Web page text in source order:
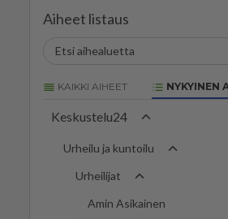
Aiheet listaus
KAIKKI AIHEET NYKYINEN
Keskustelu24
Urheilu ja kuntoilu
Urheilijat
Amin Asikainen